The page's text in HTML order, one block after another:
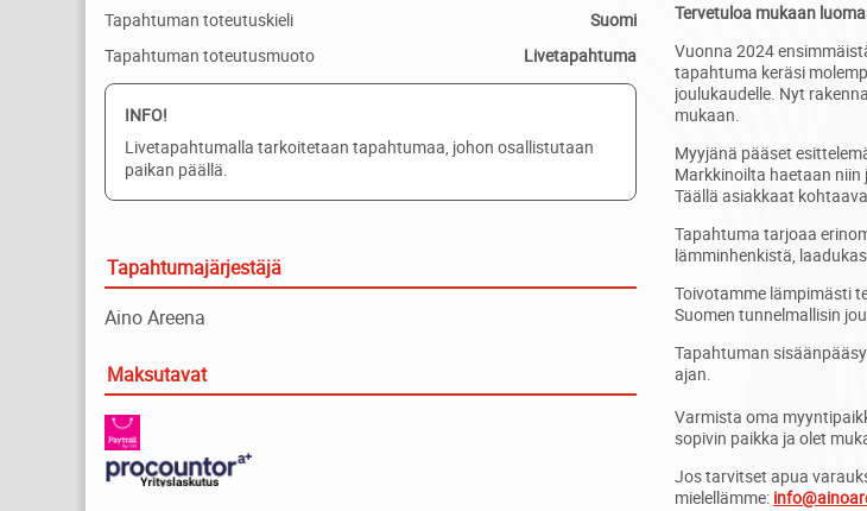
Tervetuloa mukaan
Vuonna 2024
tapahtuma keräsi
joulukaudelle. Nyt
mukaan.
Myyjänä pääset
Markkinoilta haetaan niin
Täällä asiakkaat
Tapahtuma tarjoaa
lämminhenkistä,
Toivotamme lämpimästi
Suomen tunnelmallisin
Tapahtuman
ajan.
Varmista oma
sopivin paikka ja olet
Jos tarvitset apua
mielellämme:
Tapahtuman toteutuskieli
Suomi
Tapahtuman toteutusmuoto
Livetapahtuma
INFO!
Livetapahtumalla tarkoitetaan tapahtumaa, johon osallistutaan
paikan päällä.
Tapahtumajärjestäjä
Aino Areena
Maksutavat